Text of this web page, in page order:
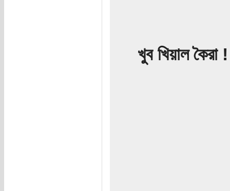
খুব খিয়াল